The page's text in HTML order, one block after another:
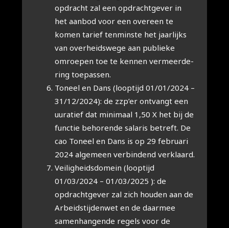
opdracht zal een opdracht­ge­ver in
het aan­bod voor een over­een te
komen tarief ten­min­ste het jaar­lijks
van over­heids­we­ge aan publie­ke
omroe­pen toe te ken­nen ver­meer­de­
ring toe­pas­sen.
Toneel en Dans (loop­tijd 01/01/2024 –
31/12/2024): de zzp’er ont­vangt een
uuratief dat mini­maal 1,50 X het bij de
func­tie beho­ren­de sala­ris betreft. De
cao Toneel en Dans is op 29 febru­a­ri
2024 alge­meen ver­bin­dend ver­klaard.
Vei­lig­heids­do­mein (loop­tijd
01/03/2024 – 01/03/2025 ): de
opdracht­ge­ver zal zich hou­den aan de
Arbeids­tij­den­wet en de daar­mee
samen­han­gen­de regels voor de